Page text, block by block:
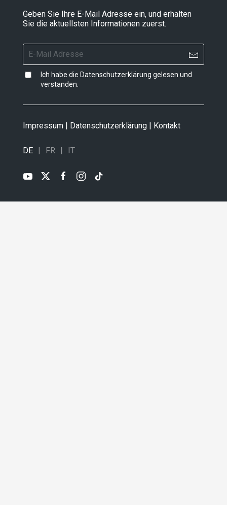
Geben Sie Ihre E-Mail Adresse ein, und erhalten
Sie die aktuellsten Informationen zuerst.
Ich habe die Datenschutzerklärung gelesen und
verstanden.
Impressum | Datenschutzerklärung | Kontakt
DE FR IT